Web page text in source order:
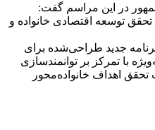
در این مراسم گفت:
توسعه اقتصادی خانواده و
برنامه جدید طراحی‌شده برای
با تمرکز بر توانمندسازی
اهداف خانواده‌محور